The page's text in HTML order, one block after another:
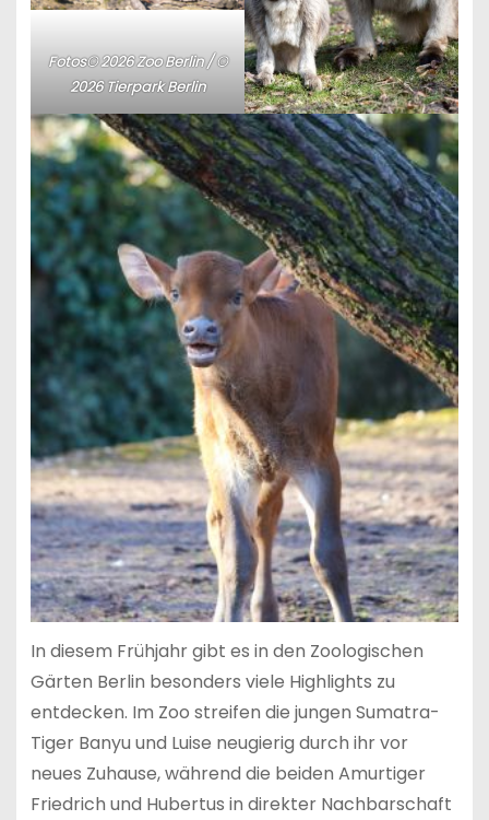
Fotos© 2026 Zoo Berlin / ©
2026 Tierpark Berlin
In diesem Frühjahr gibt es in den Zoologischen
Gärten Berlin besonders viele Highlights zu
entdecken. Im Zoo streifen die jungen Sumatra-
Tiger Banyu und Luise neugierig durch ihr vor
neues Zuhause, während die beiden Amurtiger
Friedrich und Hubertus in direkter Nachbarschaft